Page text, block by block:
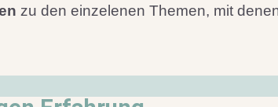
zu den einzelenen Themen, mit